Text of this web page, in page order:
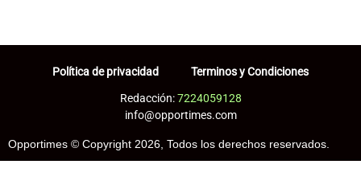
Política de privacidad Terminos y Condiciones
Redacción:7224059128
info@opportimes.com
Opportimes © Copyright 2026, Todos los derechos reservados.